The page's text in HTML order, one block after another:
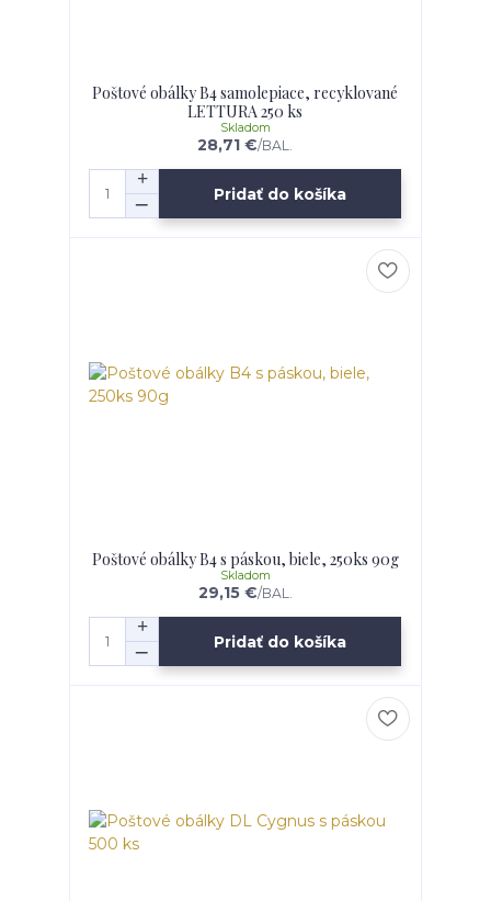
Poštové obálky B4 samolepiace, recyklované
LETTURA 250 ks
28,71 €/BAL.
Skladom
Pridať do košíka
Poštové obálky B4 s páskou, biele, 250ks 90g
29,15 €/BAL.
Skladom
Pridať do košíka